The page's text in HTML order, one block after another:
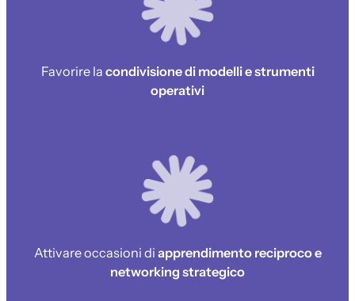
Favorire la condivisione di modelli e strumenti
operativi
Attivare occasioni di apprendimento reciproco e
networking strategico